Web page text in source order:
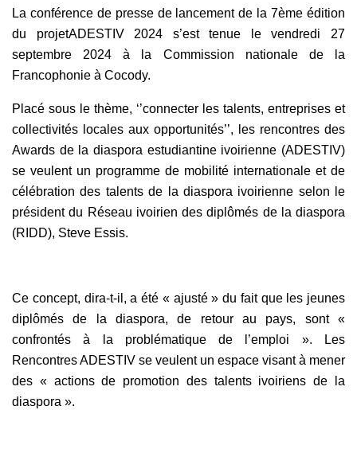
La conférence de presse de lancement de la 7ème édition
du projetADESTIV 2024 s’est tenue le vendredi 27
septembre 2024 à la Commission nationale de la
Francophonie à Cocody.
Placé sous le thème, ‘’connecter les talents, entreprises et
collectivités locales aux opportunités’’, les rencontres des
Awards de la diaspora estudiantine ivoirienne (ADESTIV)
se veulent un programme de mobilité internationale et de
célébration des talents de la diaspora ivoirienne selon le
président du Réseau ivoirien des diplômés de la diaspora
(RIDD), Steve Essis.
Ce concept, dira-t-il, a été « ajusté » du fait que les jeunes
diplômés de la diaspora, de retour au pays, sont «
confrontés à la problématique de l’emploi ». Les
Rencontres ADESTIV se veulent un espace visant à mener
des « actions de promotion des talents ivoiriens de la
diaspora ».